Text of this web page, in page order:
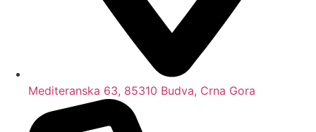
Mediteranska 63, 85310 Budva, Crna Gora